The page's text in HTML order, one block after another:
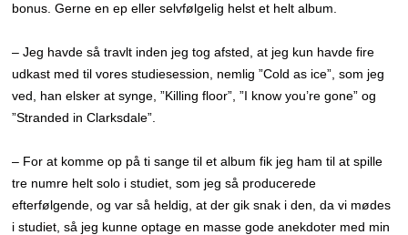
bonus. Gerne en ep eller selvfølgelig helst et helt album.
– Jeg havde så travlt inden jeg tog afsted, at jeg kun havde fire
udkast med til vores studiesession, nemlig ”Cold as ice”, som jeg
ved, han elsker at synge, ”Killing floor”, ”I know you’re gone” og
”Stranded in Clarksdale”.
– For at komme op på ti sange til et album fik jeg ham til at spille
tre numre helt solo i studiet, som jeg så producerede
efterfølgende, og var så heldig, at der gik snak i den, da vi mødes
i studiet, så jeg kunne optage en masse gode anekdoter med min